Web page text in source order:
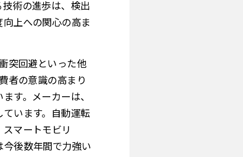
術の進歩は、検出
上への関心の高ま
突回避といった他
者の意識の高まり
す。メーカーは、
います。自動運転
マートモビリ
後数年間で力強い